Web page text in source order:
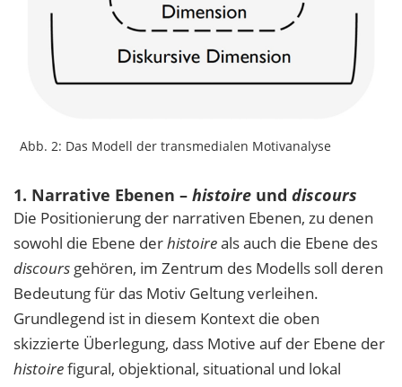
Abb. 2: Das Modell der transmedialen Motivanalyse
1. Narrative Ebenen – histoire und discours
Die Positionierung der narrativen Ebenen, zu denen
sowohl die Ebene derhistoireals auch die Ebene des
discours gehören, im Zentrum des Modells soll deren
Bedeutung für das Motiv Geltung verleihen.
Grundlegend ist in diesem Kontext die oben
skizzierte Überlegung, dass Motive auf der Ebene der
histoirefigural, objektional, situational und lokal